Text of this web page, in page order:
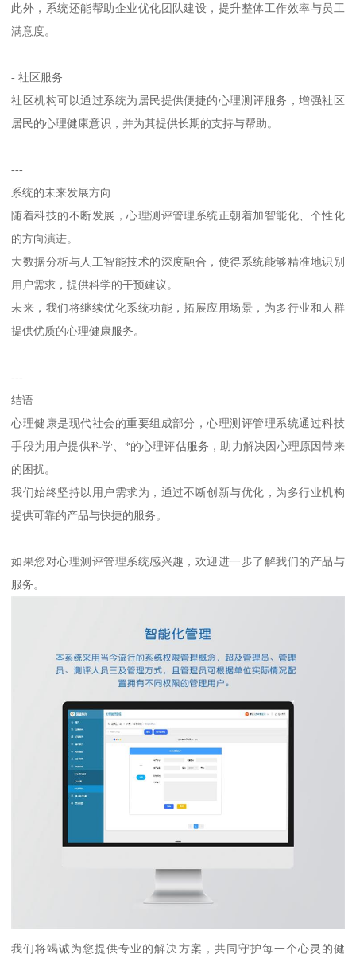
此外，系统还能帮助企业优化团队建设，提升整体工作效率与员工
满意度。
- 社区服务
社区机构可以通过系统为居民提供便捷的心理测评服务，增强社区
居民的心理健康意识，并为其提供长期的支持与帮助。
---
系统的未来发展方向
随着科技的不断发展，心理测评管理系统正朝着加智能化、个性化
的方向演进。
大数据分析与人工智能技术的深度融合，使得系统能够精准地识别
用户需求，提供科学的干预建议。
未来，我们将继续优化系统功能，拓展应用场景，为多行业和人群
提供优质的心理健康服务。
---
结语
心理健康是现代社会的重要组成部分，心理测评管理系统通过科技
手段为用户提供科学、*的心理评估服务，助力解决因心理原因带来
的困扰。
我们始终坚持以用户需求为，通过不断创新与优化，为多行业机构
提供可靠的产品与快捷的服务。
如果您对心理测评管理系统感兴趣，欢迎进一步了解我们的产品与
服务。
我们将竭诚为您提供专业的解决方案，共同守护每一个心灵的健